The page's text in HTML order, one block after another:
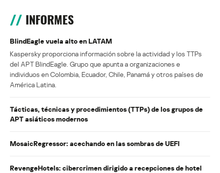
INFORMES
BlindEagle vuela alto en LATAM
Kaspersky proporciona información sobre la actividad y los TTPs
del APT BlindEagle. Grupo que apunta a organizaciones e
individuos en Colombia, Ecuador, Chile, Panamá y otros países de
América Latina.
Tácticas, técnicas y procedimientos (TTPs) de los grupos de
APT asiáticos modernos
MosaicRegressor: acechando en las sombras de UEFI
RevengeHotels: cibercrimen dirigido a recepciones de hotel